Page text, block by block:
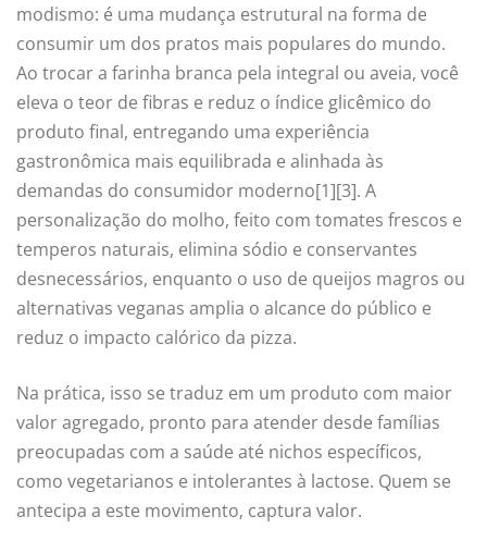
modismo: é uma mudança estrutural na forma de
consumir um dos pratos mais populares do mundo.
Ao trocar a farinha branca pela integral ou aveia, você
eleva o teor de fibras e reduz o índice glicêmico do
produto final, entregando uma experiência
gastronômica mais equilibrada e alinhada às
demandas do consumidor moderno[1][3]. A
personalização do molho, feito com tomates frescos e
temperos naturais, elimina sódio e conservantes
desnecessários, enquanto o uso de queijos magros ou
alternativas veganas amplia o alcance do público e
reduz o impacto calórico da pizza.
Na prática, isso se traduz em um produto com maior
valor agregado, pronto para atender desde famílias
preocupadas com a saúde até nichos específicos,
como vegetarianos e intolerantes à lactose. Quem se
antecipa a este movimento, captura valor.